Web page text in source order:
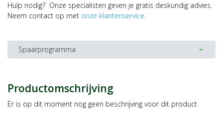
Hulp nodig? Onze specialisten geven je gratis deskundig advies.
Neem contact op met onze klantenservice.
Spaarprogramma expand_more
Productomschrijving
Er is op dit moment nog geen beschrijving voor dit product